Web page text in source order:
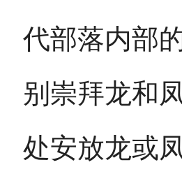
代部落内部
别崇拜龙和
处安放龙或